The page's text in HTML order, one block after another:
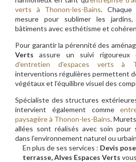
verts à Thonon-les-Bains.
mesure pour sublimer les
bâtiments avec esthétisme et
Pour garantir la pérennité des
Verts assure un suivi
d'entretien d'espaces verts à
interventions régulières permettent
végétaux et l’équilibre visuel des
Spécialiste des structures
intervient également comme
paysagère à Thonon-les-Bains.
allées sont réalisés avec soin pour
dans l’environnement naturel ou
En plus de ses services : Devis
terrasse, Alves Espaces Verts